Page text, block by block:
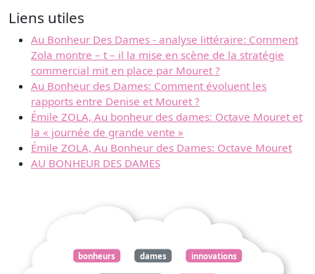
Liens utiles
Au Bonheur Des Dames - analyse littéraire: Comment
Zola montre – t – il la mise en scène de la stratégie
commercial mit en place par Mouret ?
Au Bonheur des Dames: Comment évoluent les
rapports entre Denise et Mouret ?
Émile ZOLA, Au bonheur des dames: Octave Mouret et
la « journée de grande vente »
Émile ZOLA, Au Bonheur des Dames: Octave Mouret
AU BONHEUR DES DAMES
bonheurs dames innovations